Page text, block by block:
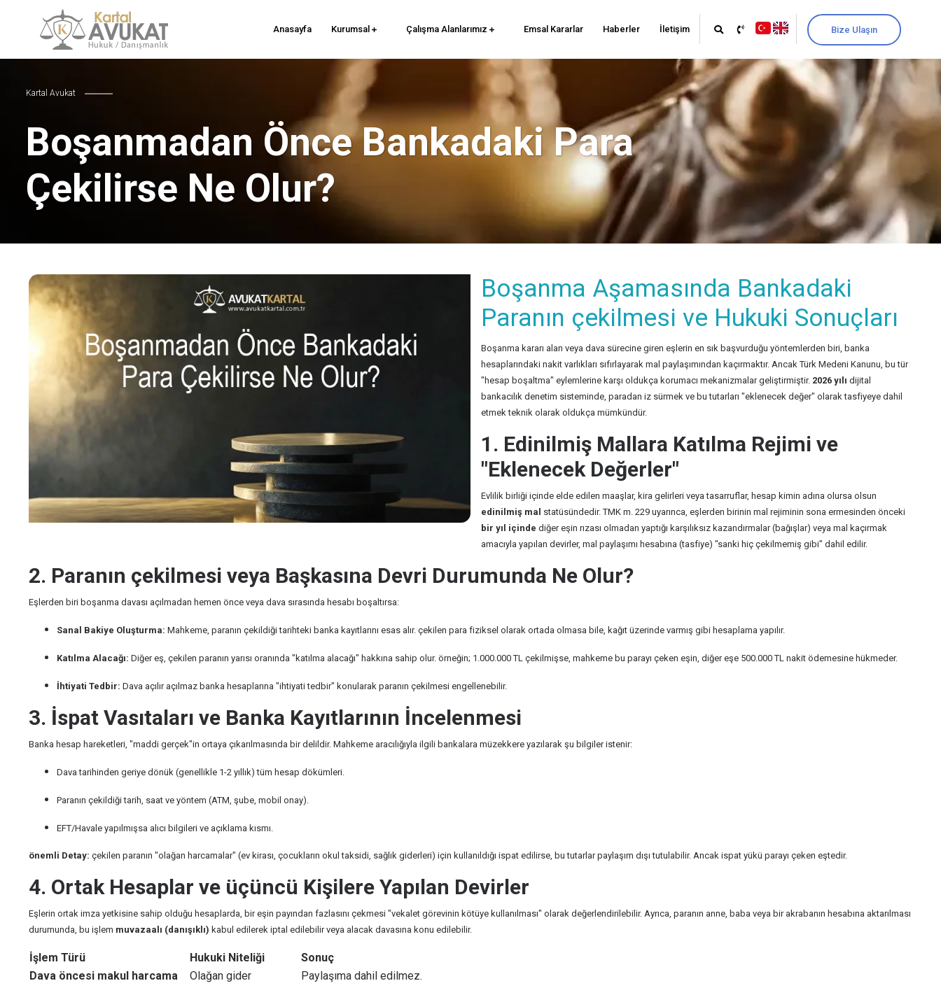
Anasayfa Kurumsal Çalışma Alanlarımız Emsal Kararlar Haberler İletişim Bize Ulaşın
Kartal Avukat
Boşanmadan Önce Bankadaki Para
Çekilirse Ne Olur?
Boşanma Aşamasında Bankadaki
Paranın çekilmesi ve Hukuki Sonuçları
Boşanma kararı alan veya dava sürecine giren eşlerin en sık başvurduğu yöntemlerden biri, banka
hesaplarındaki nakit varlıkları sıfırlayarak mal paylaşımından kaçırmaktır. Ancak Türk Medeni Kanunu, bu tür
"hesap boşaltma" eylemlerine karşı oldukça korumacı mekanizmalar geliştirmiştir. 2026 yılı dijital
bankacılık denetim sisteminde, paradan iz sürmek ve bu tutarları "eklenecek değer" olarak tasfiyeye dahil
etmek teknik olarak oldukça mümkündür.
1. Edinilmiş Mallara Katılma Rejimi ve
"Eklenecek Değerler"
Evlilik birliği içinde elde edilen maaşlar, kira gelirleri veya tasarruflar, hesap kimin adına olursa olsun
edinilmiş mal statüsündedir. TMK m. 229 uyarınca, eşlerden birinin mal rejiminin sona ermesinden önceki
bir yıl içinde diğer eşin rızası olmadan yaptığı karşılıksız kazandırmalar (bağışlar) veya mal kaçırmak
amacıyla yapılan devirler, mal paylaşımı hesabına (tasfiye) "sanki hiç çekilmemiş gibi" dahil edilir.
2. Paranın çekilmesi veya Başkasına Devri Durumunda Ne Olur?
Eşlerden biri boşanma davası açılmadan hemen önce veya dava sırasında hesabı boşaltırsa:
Sanal Bakiye Oluşturma: Mahkeme, paranın çekildiği tarihteki banka kayıtlarını esas alır. çekilen para fiziksel olarak ortada olmasa bile, kağıt üzerinde varmış gibi hesaplama yapılır.
Katılma Alacağı: Diğer eş, çekilen paranın yarısı oranında "katılma alacağı" hakkına sahip olur. örneğin; 1.000.000 TL çekilmişse, mahkeme bu parayı çeken eşin, diğer eşe 500.000 TL nakit ödemesine hükmeder.
İhtiyati Tedbir: Dava açılır açılmaz banka hesaplarına "ihtiyati tedbir" konularak paranın çekilmesi engellenebilir.
3. İspat Vasıtaları ve Banka Kayıtlarının İncelenmesi
Banka hesap hareketleri, "maddi gerçek"in ortaya çıkarılmasında bir delildir. Mahkeme aracılığıyla ilgili bankalara müzekkere yazılarak şu bilgiler istenir:
Dava tarihinden geriye dönük (genellikle 1-2 yıllık) tüm hesap dökümleri.
Paranın çekildiği tarih, saat ve yöntem (ATM, şube, mobil onay).
EFT/Havale yapılmışsa alıcı bilgileri ve açıklama kısmı.
önemli Detay: çekilen paranın "olağan harcamalar" (ev kirası, çocukların okul taksidi, sağlık giderleri) için kullanıldığı ispat edilirse, bu tutarlar paylaşım dışı tutulabilir. Ancak ispat yükü parayı çeken eştedir.
4. Ortak Hesaplar ve üçüncü Kişilere Yapılan Devirler
Eşlerin ortak imza yetkisine sahip olduğu hesaplarda, bir eşin payından fazlasını çekmesi "vekalet görevinin kötüye kullanılması" olarak değerlendirilebilir. Ayrıca, paranın anne, baba veya bir akrabanın hesabına aktarılması
durumunda, bu işlem muvazaalı (danışıklı) kabul edilerek iptal edilebilir veya alacak davasına konu edilebilir.
İşlem Türü Hukuki Niteliği
Sonuç
Dava öncesi makul harcama
Olağan gider
Paylaşıma dahil edilmez.